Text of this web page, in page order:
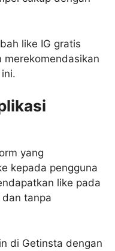
like IG gratis
yang
kepada pengguna
like pada
tanpa
di Getinsta dengan